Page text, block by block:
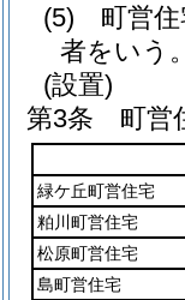
(5)
町営
者をいう
(設置)
第3条
町営
緑ケ丘町営住宅
粕川町営住宅
松原町営住宅
島町営住宅